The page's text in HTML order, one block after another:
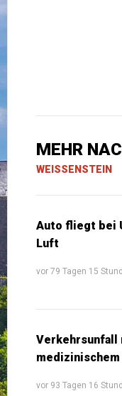
MEHR
WEISSENSTEIN
Auto fliegt bei
Luft
vor 79 Tagen 15
Verkehrsunfall
medizinischem
vor 93 Tagen 16